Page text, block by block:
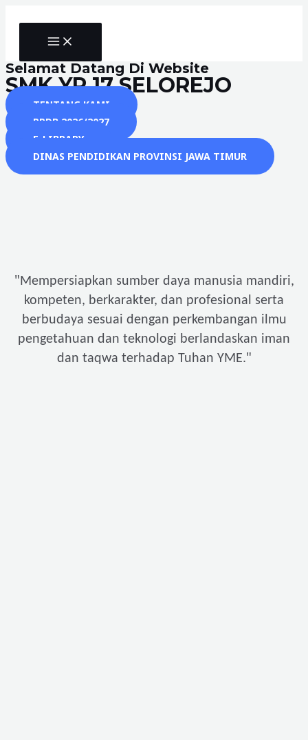
MAIN
MENU
Selamat Datang Di Website
SMK YP 17 SELOREJO
TENTANG KAMI
PPDB 2026/2027
E-LIBRARY
DINAS PENDIDIKAN PROVINSI JAWA TIMUR
"Mempersiapkan sumber daya manusia mandiri,
kompeten, berkarakter, dan profesional serta
berbudaya sesuai dengan perkembangan ilmu
pengetahuan dan teknologi berlandaskan iman
dan taqwa terhadap Tuhan YME."